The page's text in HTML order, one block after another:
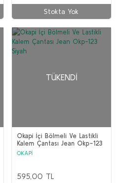
Stokta Yok
TÜKENDI
Okapi İçi Bölmeli Ve Lastikli
Kalem Çantası Jean Okp-123
Siyah
OKAPİ
595,00 TL